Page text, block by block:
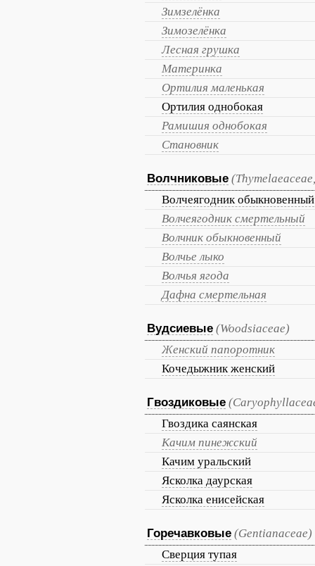
Зимзелёнка
Зимозелёнка
Лесная грушка
Материнка
Ортилия маленькая
Ортилия однобокая
Рамишия однобокая
Становник
Волчниковые
Волчеягодник обыкновенный
Волчеягодник смертельный
Волчник обыкновенный
Волчье лыко
Волчья ягода
Дафна смертельная
Вудсиевые (Woodsiaceae)
Женский папоротник
Кочедыжник женский
Гвоздиковые
Гвоздика саянская
Качим пинежский
Качим уральский
Ясколка даурская
Ясколка енисейская
Горечавковые (Gentianaceae)
Сверция тупая